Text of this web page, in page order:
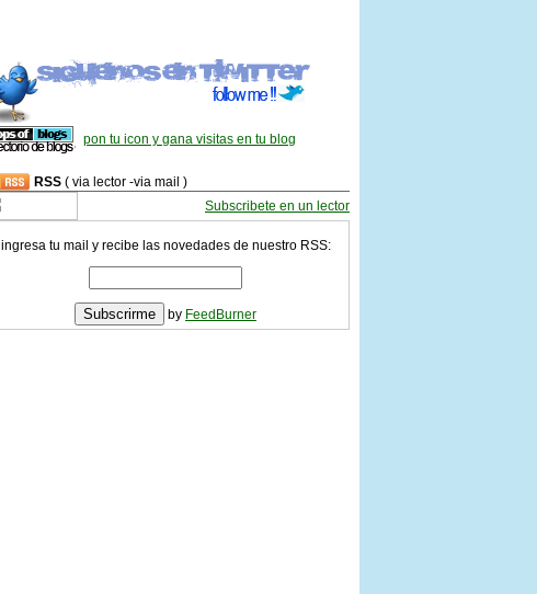
pon tu icon y gana visitas en tu blog
RSS ( via lector -via mail )
Subscribete en un lector
ingresa tu mail y recibe las novedades de nuestro RSS:
by FeedBurner